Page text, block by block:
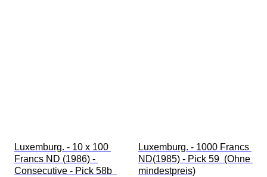
Luxemburg. - 10 x 100
Francs ND (1986) -
Consecutive - Pick 58b
Luxemburg. - 1000 Francs
ND(1985) - Pick 59  (Ohne
mindestpreis)